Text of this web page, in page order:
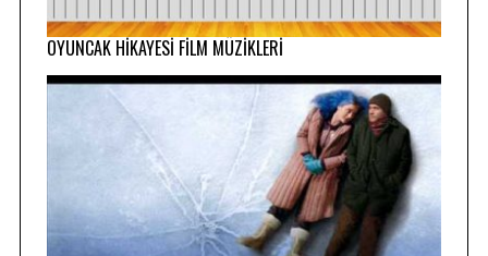
OYUNCAK HİKAYESİ FİLM MÜZİKLERİ